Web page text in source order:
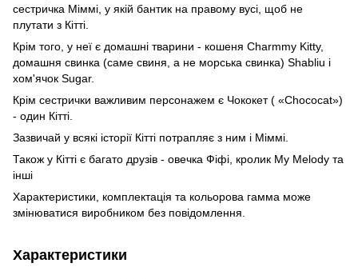
сестричка Міммі, у якій бантик на правому вусі, щоб не
плутати з Кітті.
Крім того, у неї є домашні тварини - кошеня Charmmy Kitty,
домашня свинка (саме свиня, а не морська свинка) Shabliu і
хом'ячок Sugar.
Крім сестрички важливим персонажем є Чококет ( «Chococat»)
- один Кітті.
Зазвичай у всякі історії Кітті потрапляє з ним і Міммі.
Також у Кітті є багато друзів - овечка Фіфі, кролик My Melody та
інші
Характеристики, комплектація та кольорова гамма може
змінюватися виробником без повідомлення.
Характеристики